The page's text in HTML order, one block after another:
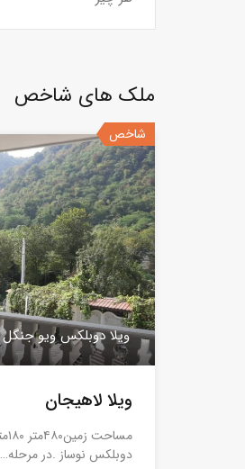
ملک های شاخص
شاخص
ویلا دوبلکس ویو جنگل
ویلا لاهیجان
دوبلکس نوساز .در مرحله…